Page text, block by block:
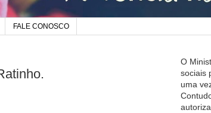
FALE CONOSCO
O
sociais
uma